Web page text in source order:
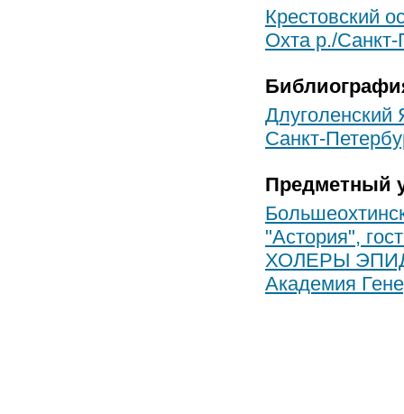
Крестовский
Охта р./Санкт-
Длуголенский
Санкт-
Предметный
"Астория",
ХОЛЕРЫ
Академия